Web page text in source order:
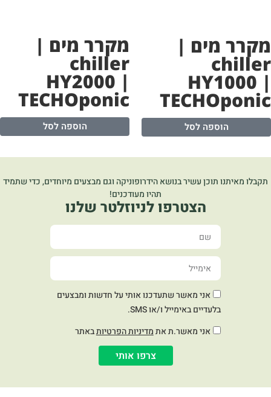
מים |
HY1000
הוספה לסל
מקרר מים |
chiller
HY2000 |
TECHOponic
הוספה לסל
מאיתנו תוכן עשיר בנושא הידרופוניקה וגם מבצעים מיוחדים, כדי שתמיד
תהיו מעודכנים!
הצטרפו לניוזלטר שלנו
אני מאשר שתעדכנו אותי על חדשות ומבצעים
בלעדיים באימייל ו/או SMS.
אני מאשר.ת אתמדיניות הפרטיותבאתר
צרפו אותי